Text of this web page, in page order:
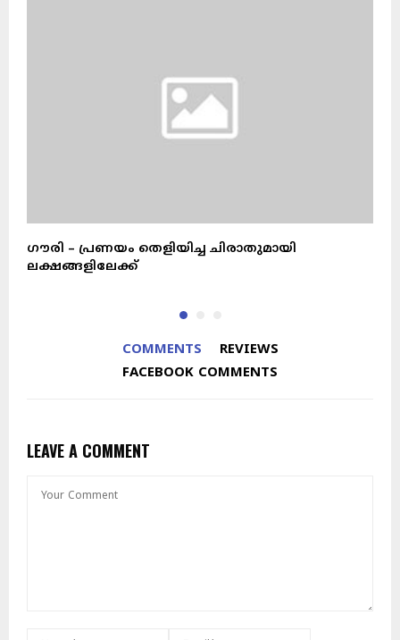
ഗൗരി – പ്രണയം തെളിയിച്ച ചിരാതുമായി
ലക്ഷങ്ങളിലേക്ക്
COMMENTS
REVIEWS
FACEBOOK COMMENTS
LEAVE A COMMENT